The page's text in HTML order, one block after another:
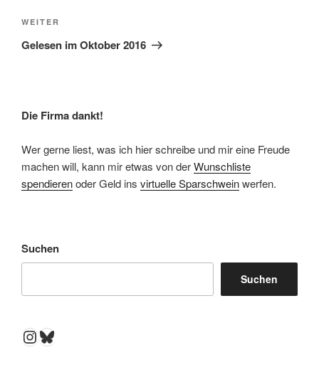
Nächster
Beitrag
WEITER
Gelesen im Oktober 2016
Die Firma dankt!
Wer gerne liest, was ich hier schreibe und mir eine Freude
machen will, kann mir etwas von derWunschliste
spendierenoder Geld ins virtuelle Sparschweinwerfen.
Suchen
Suchen
Instagram
Bluesky